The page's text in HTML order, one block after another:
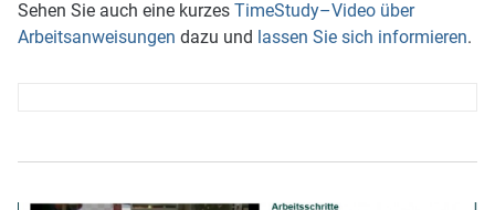
Sehen Sie auch eine kurzes TimeStudy–Video über
Arbeitsanweisungen dazu und lassen Sie sich informieren.